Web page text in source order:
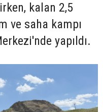
kalan 2,5
ve saha kampı
yapıldı.